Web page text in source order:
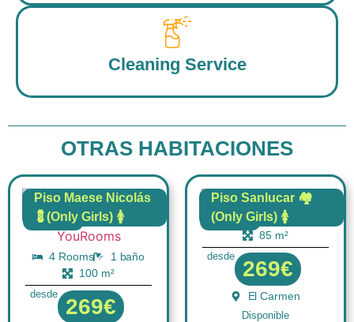
Cleaning Service
OTRAS HABITACIONES
Piso Maese Nicolás
💈(Only Girls) 🚺
FLAT
4 Rooms
1 baño
100 m²
desde
269€
Piso Sanlucar 🏘️
(Only Girls) 🚺
FLAT
4 Rooms
1 baño
85 m²
desde
269€
El Carmen
Disponible